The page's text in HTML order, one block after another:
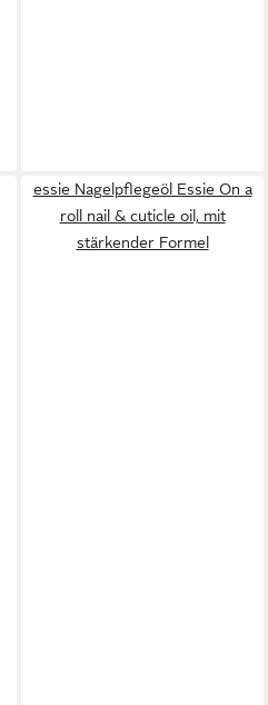
essie Nagelpflegeöl Essie On a
roll nail & cuticle oil, mit
stärkender Formel